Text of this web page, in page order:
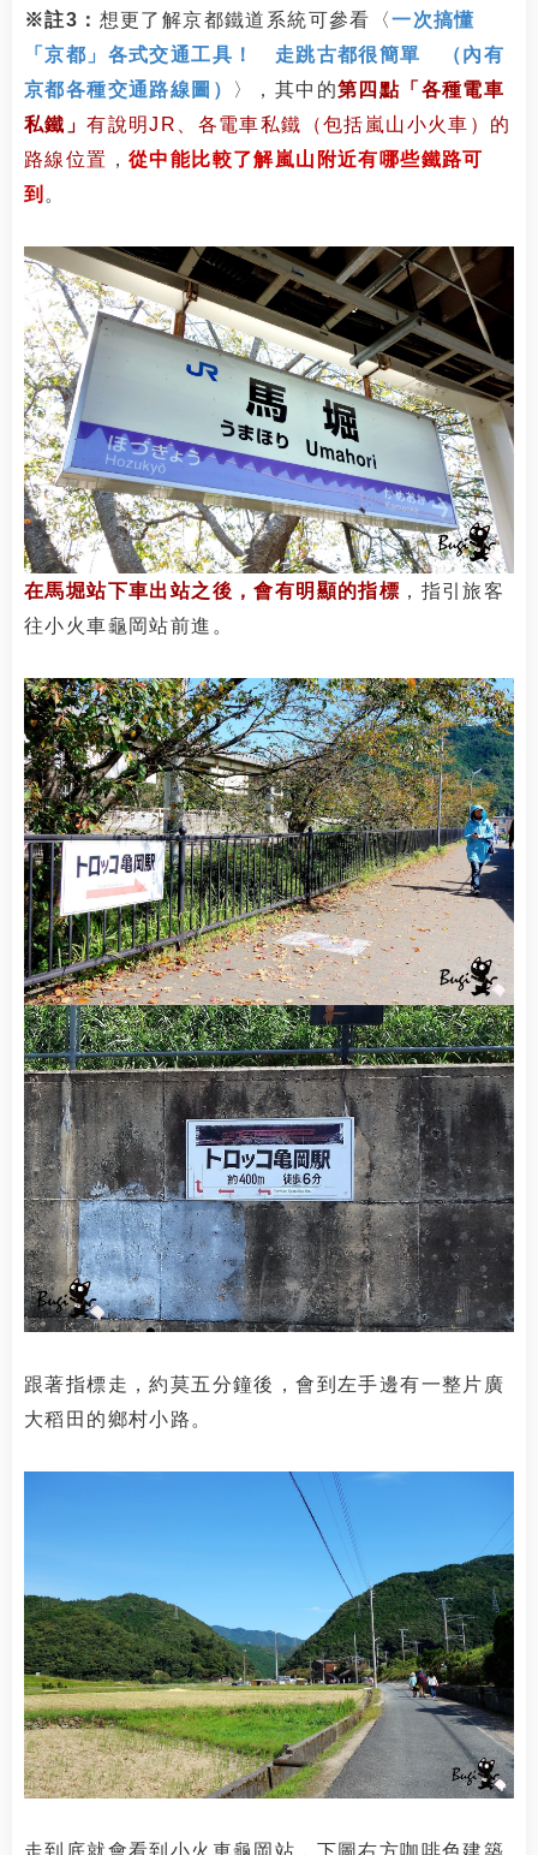
※註3： 想更了解京都鐵道系統可參看〈一次搞懂
「京都」各式交通工具！ 走跳古都很簡單 （內有
京都各種交通路線圖）
〉，其中的第四點「各種電車
私鐵」有說明JR、各電車私鐵（包括嵐山小火車）的
路線位置 ，從中能比較了解嵐山附近有哪些鐵路可
到 。
在馬堀站下車出站之後，會有明顯的指標 ，指引旅客
往小火車龜岡站前進。
跟著指標走，約莫五分鐘後，會到左手邊有一整片廣
大稻田的鄉村小路。
走到底就會看到小火車龜岡站，下圖右方咖啡色建築